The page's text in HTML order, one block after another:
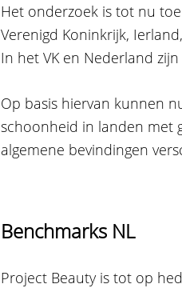
Het onderzoek is tot nu
Verenigd Koninkrijk,
In het VK en Nederland
Op basis hiervan kunnen
schoonheid in landen met
algemene bevindingen
Benchmarks NL
Project Beauty is tot op